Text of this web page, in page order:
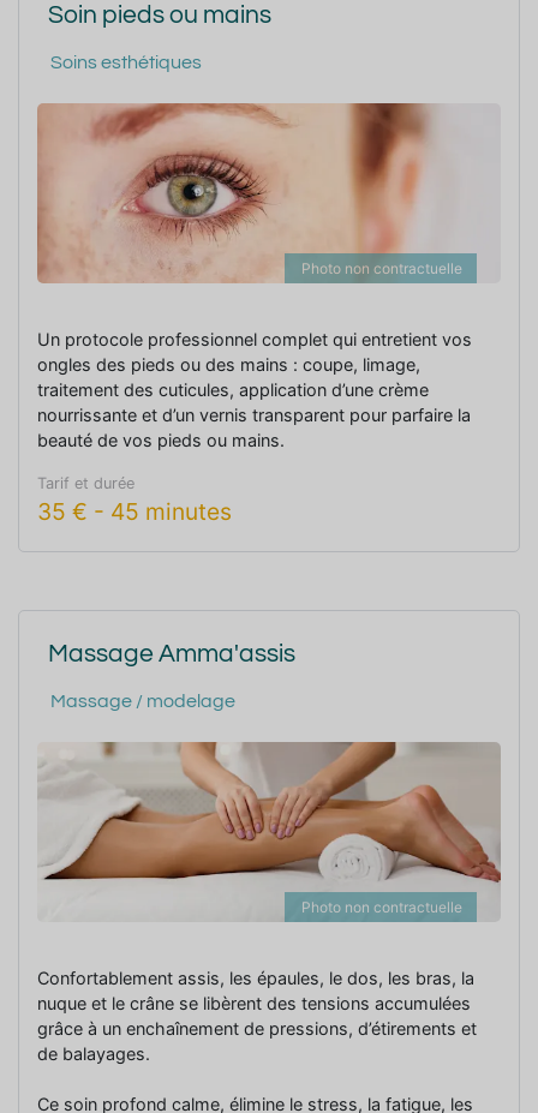
Soin pieds ou mains
Soins esthétiques
Photo non contractuelle
Un protocole professionnel complet qui entretient vos
ongles des pieds ou des mains : coupe, limage,
traitement des cuticules, application d’une crème
nourrissante et d’un vernis transparent pour parfaire la
beauté de vos pieds ou mains.
Tarif et durée
35 € - 45 minutes
Massage Amma'assis
Massage / modelage
Photo non contractuelle
Confortablement assis, les épaules, le dos, les bras, la
nuque et le crâne se libèrent des tensions accumulées
grâce à un enchaînement de pressions, d’étirements et
de balayages.
Ce soin profond calme, élimine le stress, la fatigue, les